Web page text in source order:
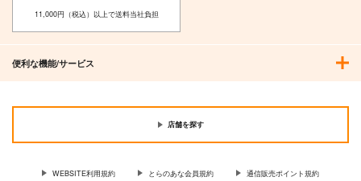
11,000円（税込）以上で送料当社負担
便利な機能/サービス
店舗を探す
WEBSITE利用規約 とらのあな会員規約 通信販売ポイント規約